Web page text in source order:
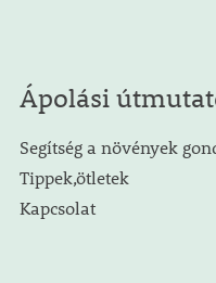
Ápolási
Segítség a növények
Tippek,ötletek
Kapcsolat